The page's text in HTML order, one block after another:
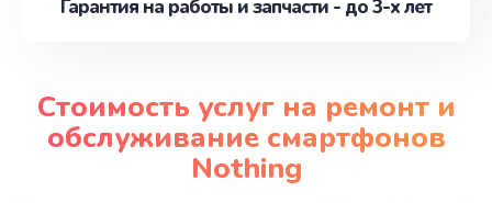
Гарантия на работы и запчасти - до 3-х лет
Стоимость услуг на ремонт и
обслуживание смартфонов
Nothing